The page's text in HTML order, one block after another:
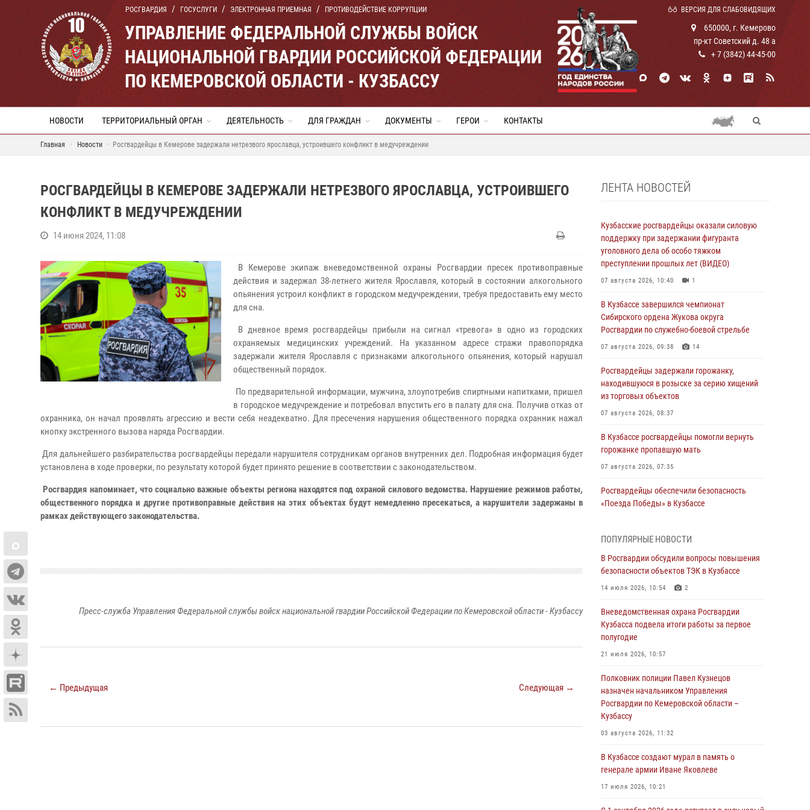
РОСГВАРДИЯ ГОСУСЛУГИ ЭЛЕКТРОННАЯ ПРИЕМНАЯ ПРОТИВОДЕЙСТВИЕ КОРРУПЦИИ ВЕРСИЯ ДЛЯ СЛАБОВИДЯЩИХ
УПРАВЛЕНИЕ ФЕДЕРАЛЬНОЙ СЛУЖБЫ ВОЙСК
НАЦИОНАЛЬНОЙ ГВАРДИИ РОССИЙСКОЙ ФЕДЕРАЦИИ
ПО КЕМЕРОВСКОЙ ОБЛАСТИ - КУЗБАССУ
650000, г. Кемерово
пр-кт Советский д. 48 а
+ 7 (3842) 44-45-00
НОВОСТИ ТЕРРИТОРИАЛЬНЫЙ ОРГАН ДЕЯТЕЛЬНОСТЬ ДЛЯ ГРАЖДАН ДОКУМЕНТЫ ГЕРОИ КОНТАКТЫ
Главная Новости Росгвардейцы в Кемерове задержали нетрезвого ярославца, устроившего конфликт в медучреждении
РОСГВАРДЕЙЦЫ В КЕМЕРОВЕ ЗАДЕРЖАЛИ НЕТРЕЗВОГО ЯРОСЛАВЦА, УСТРОИВШЕГО
КОНФЛИКТ В МЕДУЧРЕЖДЕНИИ
14 июня 2024, 11:08
В Кемерове экипаж вневедомственной охраны Росгвардии пресек противоправные
действия и задержал 38-летнего жителя Ярославля, который в состоянии алкогольного
опьянения устроил конфликт в городском медучреждении, требуя предоставить ему место
для сна.
В дневное время росгвардейцы прибыли на сигнал «тревога» в одно из городских
охраняемых медицинских учреждений. На указанном адресе стражи правопорядка
задержали жителя Ярославля с признаками алкогольного опьянения, который нарушал
общественный порядок.
По предварительной информации, мужчина, злоупотребив спиртными напитками, пришел
в городское медучреждение и потребовал впустить его в палату для сна. Получив отказ от
охранника, он начал проявлять агрессию и вести себя неадекватно. Для пресечения нарушения общественного порядка охранник нажал
кнопку экстренного вызова наряда Росгвардии.
Для дальнейшего разбирательства росгвардейцы передали нарушителя сотрудникам органов внутренних дел. Подробная информация будет
установлена в ходе проверки, по результату которой будет принято решение в соответствии с законодательством.
Росгвардия напоминает, что социально важные объекты региона находятся под охраной силового ведомства. Нарушение режимов работы,
общественного порядка и другие противоправные действия на этих объектах будут немедленно пресекаться, а нарушители задержаны в
рамках действующего законодательства.
Пресс-служба Управления Федеральной службы войск национальной гвардии Российской Федерации по Кемеровской области - Кузбассу
← Предыдущая Следующая →
ЛЕНТА НОВОСТЕЙ
Кузбасские росгвардейцы оказали силовую
поддержку при задержании фигуранта
уголовного дела об особо тяжком
преступлении прошлых лет (ВИДЕО)
07 августа 2026, 10:40 1
В Кузбассе завершился чемпионат
Сибирского ордена Жукова округа
Росгвардии по служебно-боевой стрельбе
07 августа 2026, 09:38 14
Росгвардейцы задержали горожанку,
находившуюся в розыске за серию хищений
из торговых объектов
07 августа 2026, 08:37
В Кузбассе росгвардейцы помогли вернуть
горожанке пропавшую мать
07 августа 2026, 07:35
Росгвардейцы обеспечили безопасность
«Поезда Победы» в Кузбассе
Генерал-полковник Олег Плохой поздравил
специалистов организационно-штатных
подразделений Росгвардии с
профессиональным праздником
С 1 сентября 2026 года вступает в силу новый
федеральный закон о частной охранной
Росгвардейцы задержали предполагаемого
виновника причинения ножевого ранения
кемеровчанину
06 августа 2026, 09:18
Росгвардейцы задержали мужчину,
повредившего имущество горожанки
06 августа 2026, 08:17
ПОПУЛЯРНЫЕ НОВОСТИ
В Росгвардии обсудили вопросы повышения
безопасности объектов ТЭК в Кузбассе
14 июля 2026, 10:54 2
Вневедомственная охрана Росгвардии
Кузбасса подвела итоги работы за первое
полугодие
21 июля 2026, 10:57
Полковник полиции Павел Кузнецов
назначен начальником Управления
Росгвардии по Кемеровской области –
Кузбассу
03 августа 2026, 11:32
В Кузбассе создают мурал в память о
генерале армии Иване Яковлеве
17 июля 2026, 10:21